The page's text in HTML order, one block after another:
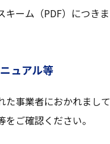
キーム（PDF）につきま
ュアル等
た事業者におかれまし
をご確認ください。